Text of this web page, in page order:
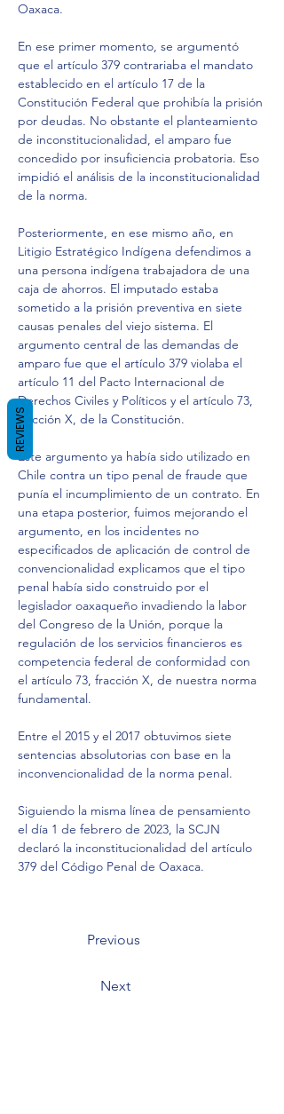
Oaxaca.
En ese primer momento, se argumentó
que el artículo 379 contrariaba el mandato
establecido en el artículo 17 de la
Constitución Federal que prohibía la prisión
por deudas. No obstante el planteamiento
de inconstitucionalidad, el amparo fue
concedido por insuficiencia probatoria. Eso
impidió el análisis de la inconstitucionalidad
de la norma.
Posteriormente, en ese mismo año, en
Litigio Estratégico Indígena defendimos a
una persona indígena trabajadora de una
caja de ahorros. El imputado estaba
sometido a la prisión preventiva en siete
causas penales del viejo sistema. El
argumento central de las demandas de
amparo fue que el artículo 379 violaba el
artículo 11 del Pacto Internacional de
Derechos Civiles y Políticos y el artículo 73,
fracción X, de la Constitución.
Este argumento ya había sido utilizado en
Chile contra un tipo penal de fraude que
punía el incumplimiento de un contrato. En
una etapa posterior, fuimos mejorando el
argumento, en los incidentes no
especificados de aplicación de control de
convencionalidad explicamos que el tipo
penal había sido construido por el
legislador oaxaqueño invadiendo la labor
del Congreso de la Unión, porque la
regulación de los servicios financieros es
competencia federal de conformidad con
el artículo 73, fracción X, de nuestra norma
fundamental.
Entre el 2015 y el 2017 obtuvimos siete
sentencias absolutorias con base en la
inconvencionalidad de la norma penal.
Siguiendo la misma línea de pensamiento
el día 1 de febrero de 2023, la SCJN
declaró la inconstitucionalidad del artículo
379 del Código Penal de Oaxaca.
Previous
Next
REVIEWS